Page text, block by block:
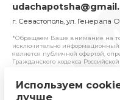
г. Севастополь, ул. Генерала
*Обращаем Ваше внимание на
исключительно информационный
является публичной офертой,
Гражданского кодекса
© 2025
Используем
лучше